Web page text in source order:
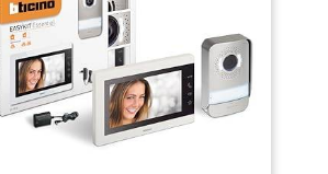
intérieures (de la même famille)
Le volume et le volume de la
sonnerie pour la communication,
la luminosité, la couleur et le
contraste sont réglables.
Possibilité de choisir entre 6
chansons parmi lesquelles
choisir. Fonction de sourdine